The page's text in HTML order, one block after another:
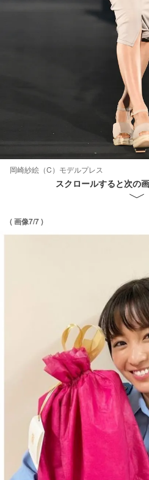
岡崎紗絵（C）モデルプレス
スクロールすると次の
( 画像7/7 )